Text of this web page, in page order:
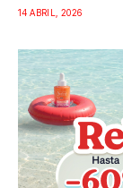
14 ABRIL, 2026